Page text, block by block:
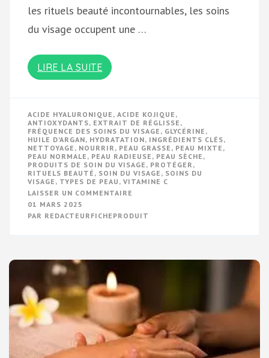
les rituels beauté incontournables, les soins
du visage occupent une …
LIRE LA SUITE
ACIDE HYALURONIQUE , ACIDE KOJIQUE ,
ANTIOXYDANTS, EXTRAIT DE RÉGLISSE ,
FRÉQUENCE DES SOINS DU VISAGE , GLYCÉRINE ,
HUILE D'ARGAN, HYDRATATION, INGRÉDIENTS CLÉS,
NETTOYAGE , NOURRIR , PEAU GRASSE , PEAU MIXTE ,
PEAU NORMALE , PEAU RADIEUSE , PEAU SÈCHE ,
PRODUITS DE SOIN DU VISAGE , PROTÉGER ,
RITUELS BEAUTÉ , SOIN DU VISAGE , SOINS DU
VISAGE , TYPES DE PEAU , VITAMINE C
LAISSER UN COMMENTAIRE
D’UN
VISAGE
BEAUTÉ
01 MARS 2025
PAR REDACTEURFICHEPRODUIT